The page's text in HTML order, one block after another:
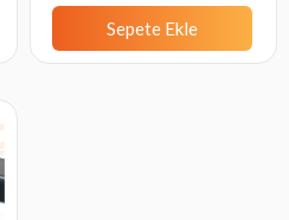
Sepete Ekle